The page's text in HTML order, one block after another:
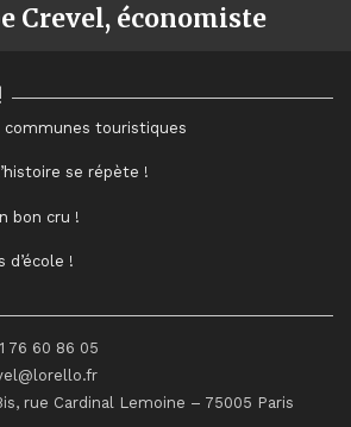
Crevel, économiste
communes touristiques
se répète !
bon cru !
d’école !
76 60 86 05
rue Cardinal Lemoine – 75005 Paris